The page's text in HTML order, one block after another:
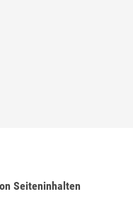
Seiteninhalten